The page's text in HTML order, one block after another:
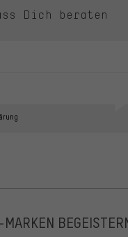
Dich beraten